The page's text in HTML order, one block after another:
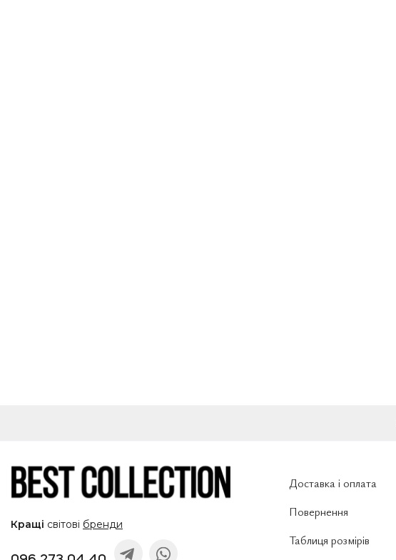
Кращі світові бренди
Доставка і оплата
Повернення
Таблиця розмірів